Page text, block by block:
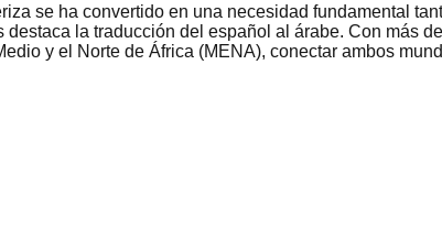
se ha convertido en una necesidad fundamental
la traducción del español al árabe. Con más
y el Norte de África (MENA), conectar ambos